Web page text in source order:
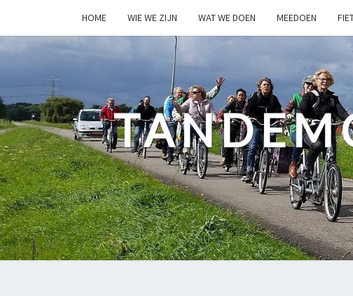
HOME WIE WE ZIJN WAT WE DOEN MEEDOEN